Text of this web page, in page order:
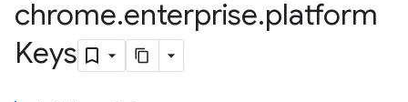
chrome.enterprise.platform
Keys